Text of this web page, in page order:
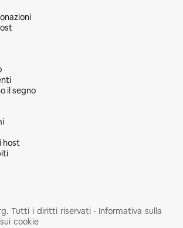
il segno
host
Tutti i diritti riservati · Informativa sulla
cookie